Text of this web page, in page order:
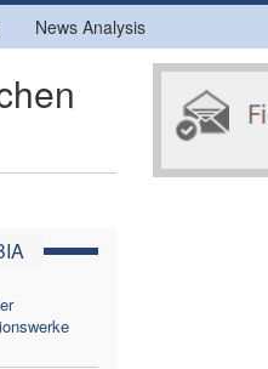
News Analysis